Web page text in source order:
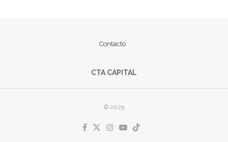
Contacto
CTA CAPITAL
© 2025